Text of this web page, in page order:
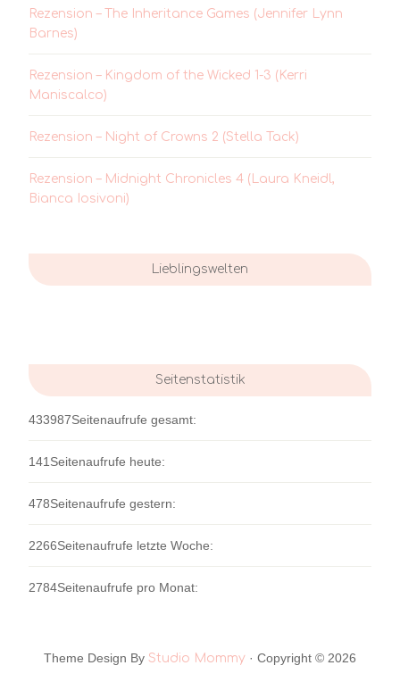
Rezension – The Inheritance Games (Jennifer Lynn
Barnes)
Rezension – Kingdom of the Wicked 1-3 (Kerri
Maniscalco)
Rezension – Night of Crowns 2 (Stella Tack)
Rezension – Midnight Chronicles 4 (Laura Kneidl,
Bianca Iosivoni)
Lieblingswelten
Seitenstatistik
433987Seitenaufrufe gesamt:
141 Seitenaufrufe heute:
478Seitenaufrufe gestern:
2266Seitenaufrufe letzte Woche:
2784Seitenaufrufe pro Monat:
Theme Design By Studio Mommy · Copyright © 2026